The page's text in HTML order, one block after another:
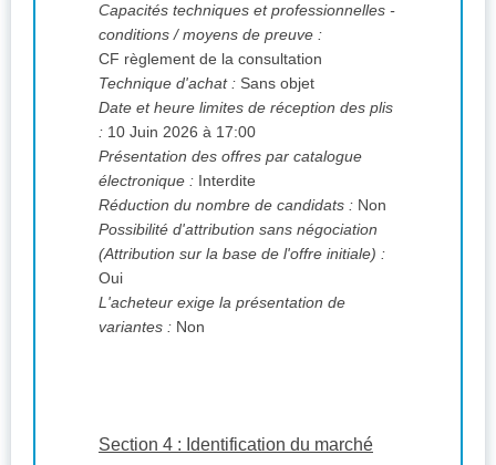
Capacités techniques et professionnelles -
conditions / moyens de preuve :
CF règlement de la consultation
Technique d'achat : Sans objet
Date et heure limites de réception des plis
: 10 Juin 2026 à 17:00
Présentation des offres par catalogue
électronique : Interdite
Réduction du nombre de candidats : Non
Possibilité d'attribution sans négociation
(Attribution sur la base de l'offre initiale) :
Oui
L'acheteur exige la présentation de
variantes : Non
Section 4 : Identification du marché